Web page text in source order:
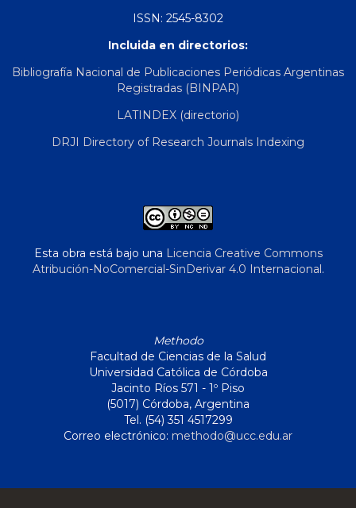
ISSN: 2545-8302
Incluida en directorios:
Bibliografía Nacional de Publicaciones Periódicas Argentinas
Registradas (BINPAR)
LATINDEX (directorio)
DRJI Directory of Research Journals Indexing
Esta obra está bajo una Licencia Creative Commons
Atribución-NoComercial-SinDerivar 4.0 Internacional.
Methodo
Facultad de Ciencias de la Salud
Universidad Católica de Córdoba
Jacinto Ríos 571 - 1º Piso
(5017) Córdoba, Argentina
Tel. (54) 351 4517299
Correo electrónico: methodo@ucc.edu.ar